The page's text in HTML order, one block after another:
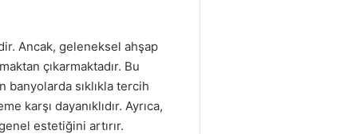
Ancak, geleneksel ahşap
çıkarmaktadır. Bu
sıklıkla tercih
karşı dayanıklıdır. Ayrıca,
estetiğini artırır.